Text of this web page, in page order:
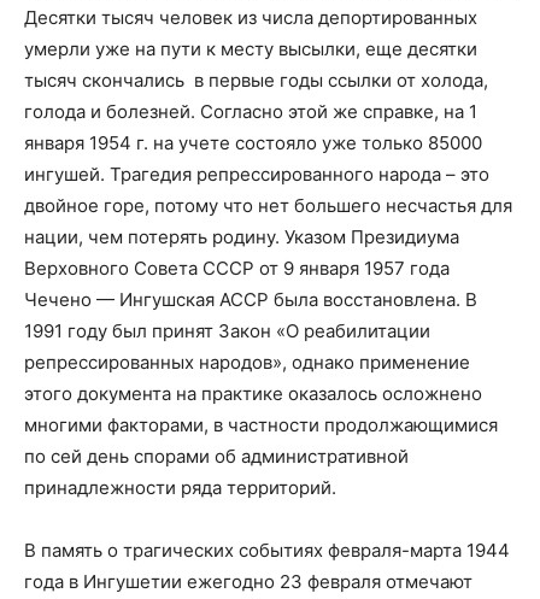
Десятки тысяч человек из числа депортированных
умерли уже на пути к месту высылки, еще десятки
тысяч скончались в первые годы ссылки от холода,
голода и болезней. Согласно этой же справке, на 1
января 1954 г. на учете состояло уже только 85000
ингушей. Трагедия репрессированного народа – это
двойное горе, потому что нет большего несчастья для
нации, чем потерять родину. Указом Президиума
Верховного Совета СССР от 9 января 1957 года
Чечено — Ингушская АССР была восстановлена. В
1991 году был принят Закон «О реабилитации
репрессированных народов», однако применение
этого документа на практике оказалось осложнено
многими факторами, в частности продолжающимися
по сей день спорами об административной
принадлежности ряда территорий.
В память о трагических событиях февраля-марта 1944
года в Ингушетии ежегодно 23 февраля отмечают